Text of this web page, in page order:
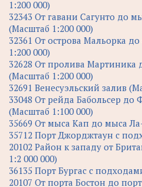
1:200 000)
32343 От гавани Сагунто до
(Масштаб 1:200 000)
32361 От острова Мальорка
1:200 000)
32628 От пролива Мартиника
(Масштаб 1:200 000)
32691 Венесуэльский залив
33048 От рейда Бабольсер до
(Масштаб 1:100 000)
35669 От мыса Кап до мыса
35712 Порт Джорджтаун с
20102 Район к западу от
1:2 000 000)
36135 Порт Бургас с
20107 От порта Бостон до